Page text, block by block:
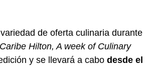
de oferta culinaria durante
Hilton, A week of Culinary
y se llevará a cabo desde el